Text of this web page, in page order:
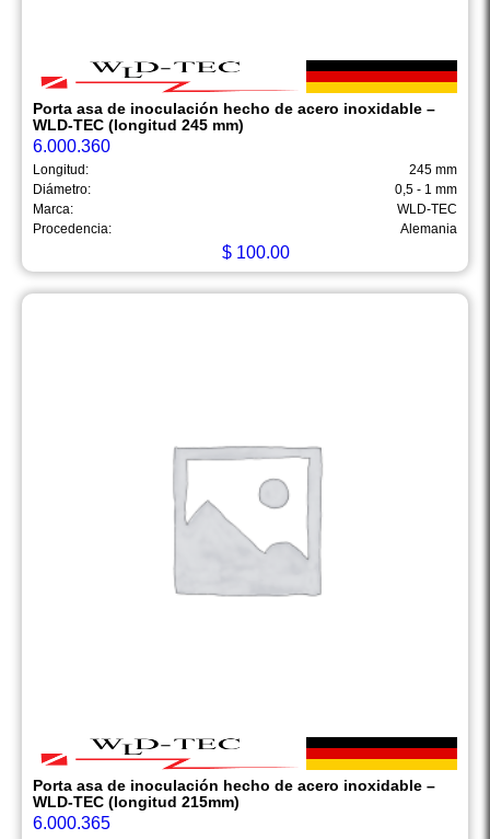
Porta asa de inoculación hecho de acero inoxidable –
WLD-TEC (longitud 245 mm)
6.000.360
Longitud:
245 mm
Diámetro:
0,5 - 1 mm
Marca:
WLD-TEC
Procedencia:
Alemania
$ 100.00
Porta asa de inoculación hecho de acero inoxidable –
WLD-TEC (longitud 215mm)
6.000.365